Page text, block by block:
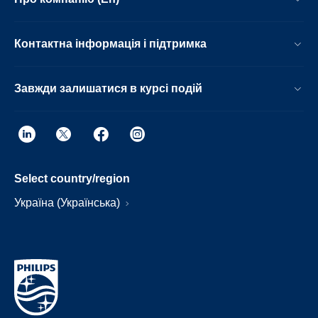
Контактна інформація і підтримка
Завжди залишатися в курсі подій
Select country/region
Україна (Українська)